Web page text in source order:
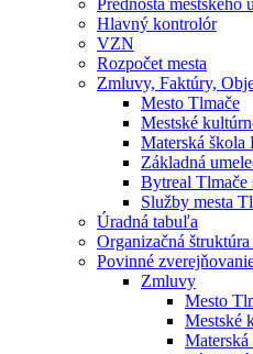
Prednosta mestského
Hlavný kontrolór
VZN
Rozpočet mesta
Zmluvy, Faktúry,
Mesto Tlmače
Mestské
Materská škola
Základná
Bytreal Tlmače
Služby mesta
Úradná tabuľa
Organizačná
Povinné
Zmluvy
Mesto
Mestské